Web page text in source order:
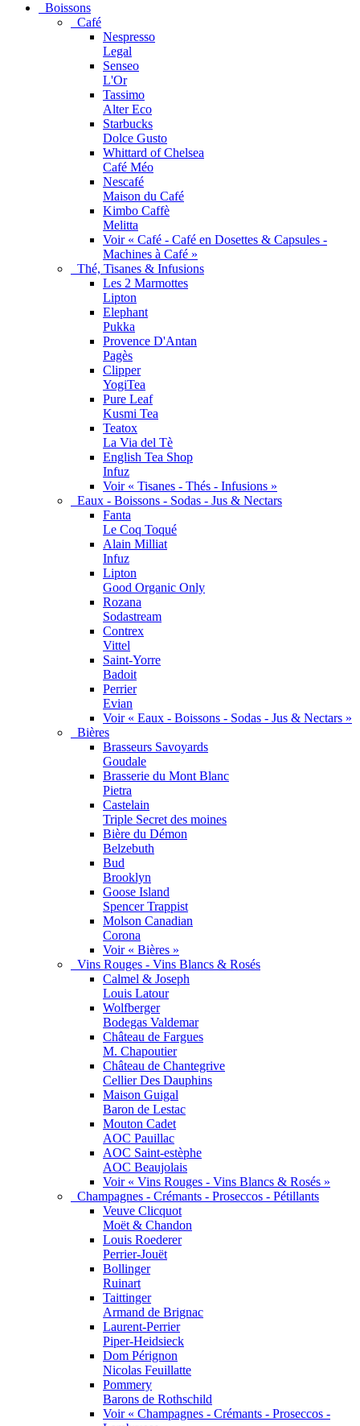
Boissons
Café
Nespresso
Legal
Senseo
L'Or
Tassimo
Alter Eco
Starbucks
Dolce Gusto
Whittard of Chelsea
Café Méo
Nescafé
Maison du Café
Kimbo Caffè
Melitta
Voir « Café - Café en Dosettes & Capsules -
Machines à Café »
Thé, Tisanes & Infusions
Les 2 Marmottes
Lipton
Elephant
Pukka
Provence D'Antan
Pagès
Clipper
YogiTea
Pure Leaf
Kusmi Tea
Teatox
La Via del Tè
English Tea Shop
Infuz
Voir « Tisanes - Thés - Infusions »
Eaux - Boissons - Sodas - Jus & Nectars
Fanta
Le Coq Toqué
Alain Milliat
Infuz
Lipton
Good Organic Only
Rozana
Sodastream
Contrex
Vittel
Saint-Yorre
Badoit
Perrier
Evian
Voir « Eaux - Boissons - Sodas - Jus & Nectars »
Bières
Brasseurs Savoyards
Goudale
Brasserie du Mont Blanc
Pietra
Castelain
Triple Secret des moines
Bière du Démon
Belzebuth
Bud
Brooklyn
Goose Island
Spencer Trappist
Molson Canadian
Corona
Voir « Bières »
Vins Rouges - Vins Blancs & Rosés
Calmel & Joseph
Louis Latour
Wolfberger
Bodegas Valdemar
Château de Fargues
M. Chapoutier
Château de Chantegrive
Cellier Des Dauphins
Maison Guigal
Baron de Lestac
Mouton Cadet
AOC Pauillac
AOC Saint-estèphe
AOC Beaujolais
Voir « Vins Rouges - Vins Blancs & Rosés »
Champagnes - Crémants - Proseccos - Pétillants
Veuve Clicquot
Moët & Chandon
Louis Roederer
Perrier-Jouët
Bollinger
Ruinart
Taittinger
Armand de Brignac
Laurent-Perrier
Piper-Heidsieck
Dom Pérignon
Nicolas Feuillatte
Pommery
Barons de Rothschild
Voir « Champagnes - Crémants - Proseccos -